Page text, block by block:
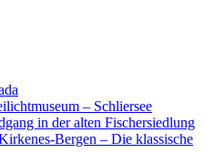
– Schliersee
in der alten Fischersiedlung
Bergen – Die klassische